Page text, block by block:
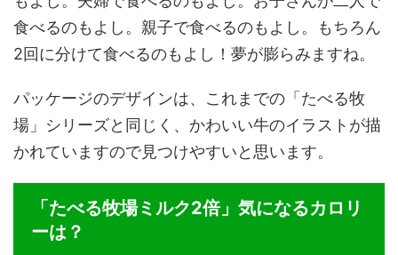
食べるのもよし。親子で食べるのもよし。もちろん
2回に分けて食べるのもよし！夢が膨らみますね。
パッケージのデザインは、これまでの「たべる牧
場」シリーズと同じく、かわいい牛のイラストが描
かれていますので見つけやすいと思います。
「たべる牧場ミルク2倍」気になるカロリ
ーは？